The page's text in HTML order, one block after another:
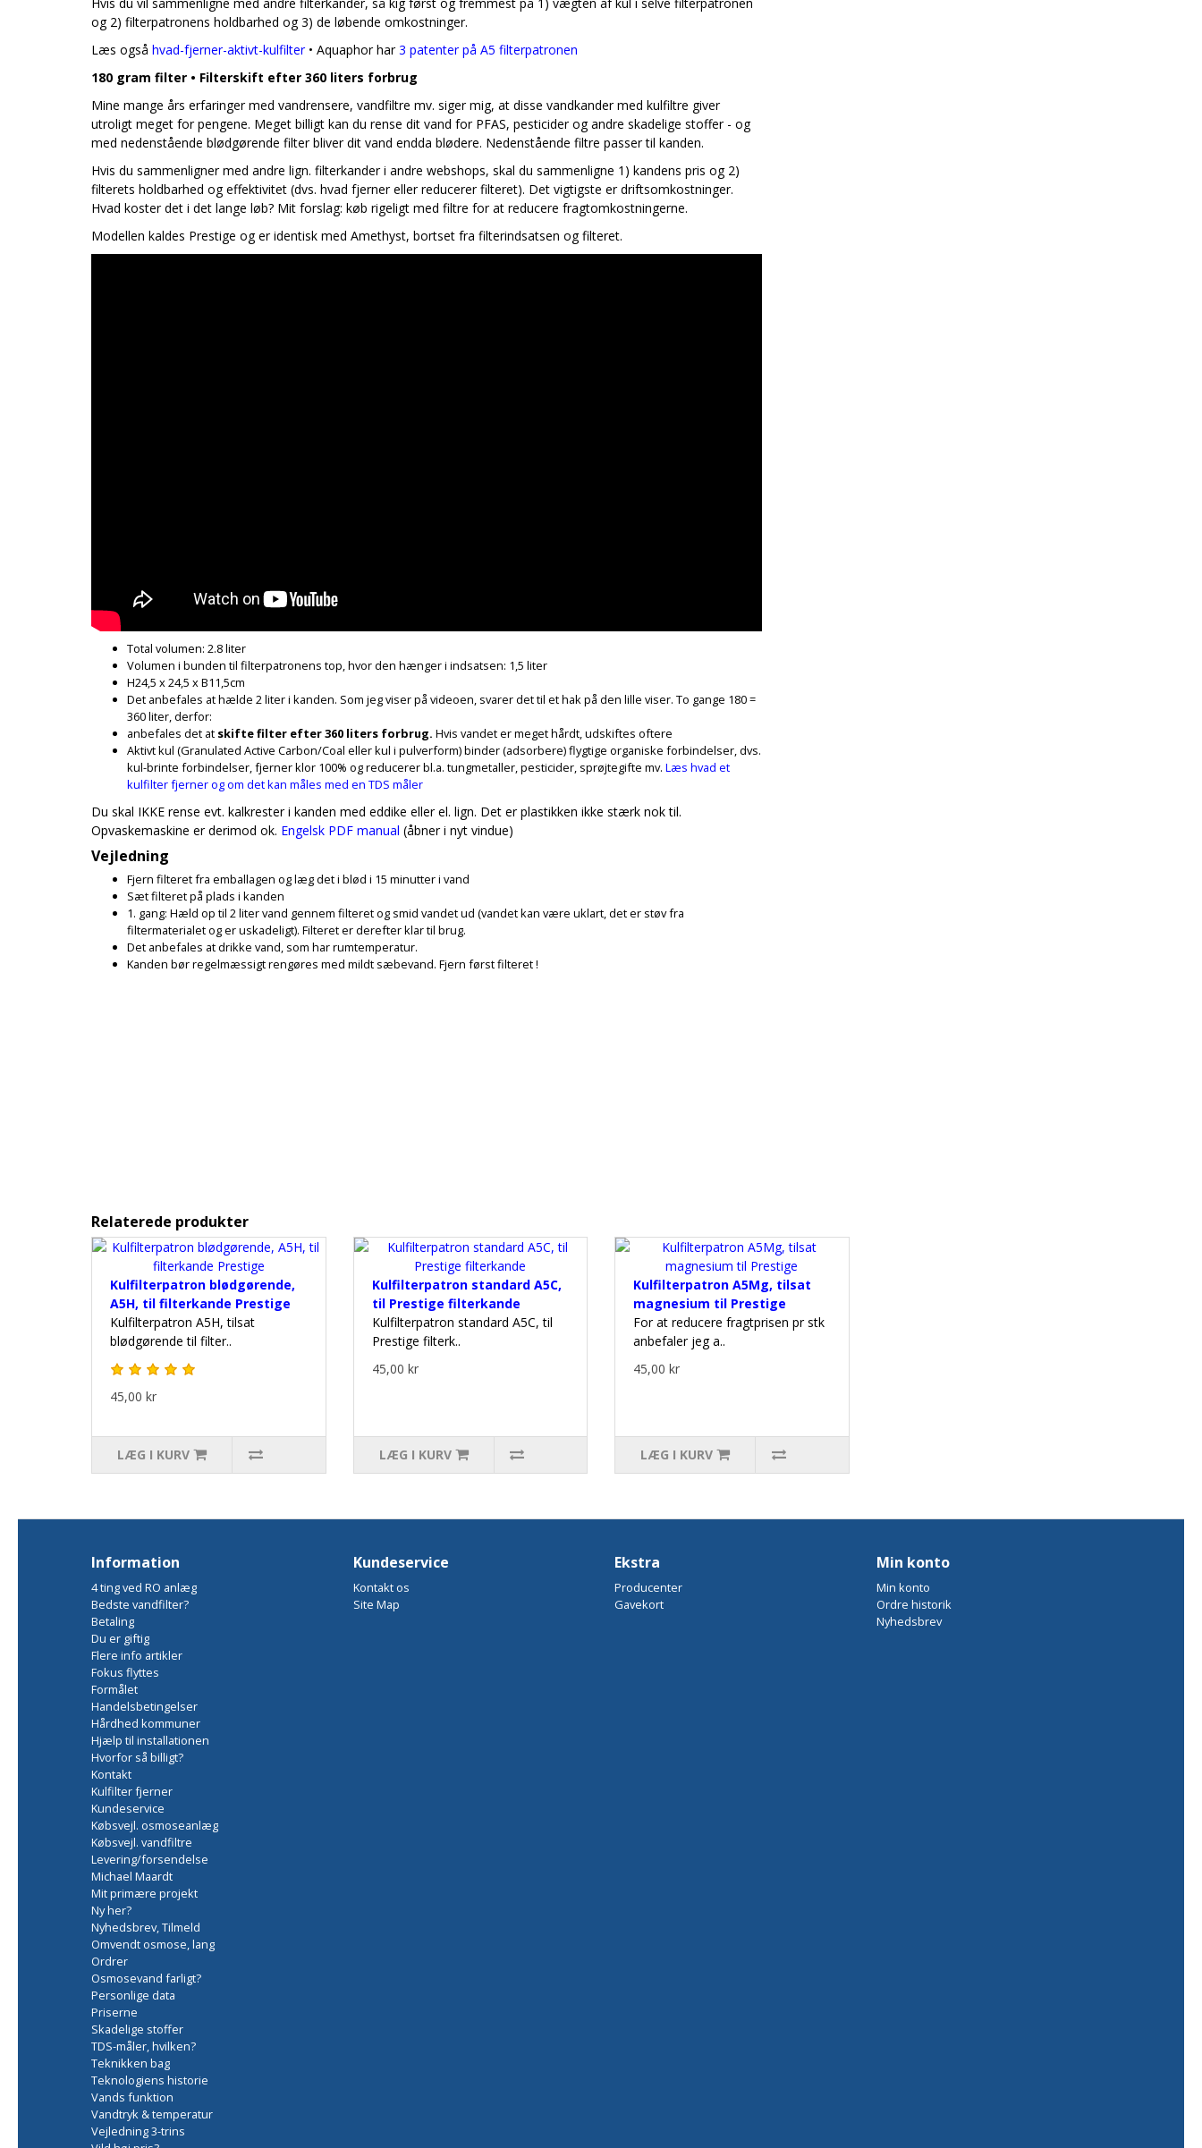
og 2) filterpatronens holdbarhed og 3) de løbende omkostninger.
Læs også hvad-fjerner-aktivt-kulfilter• Aquaphor har3 patenter på A5 filterpatronen
180 gram filter • Filterskift efter 360 liters forbrug
Mine mange års erfaringer med vandrensere, vandfiltre mv. siger mig, at disse vandkander med kulfiltre giver
utroligt meget for pengene. Meget billigt kan du rense dit vand for PFAS, pesticider og andre skadelige stoffer - og
med nedenstående blødgørende filter bliver dit vand endda blødere. Nedenstående filtre passer til kanden.
Hvis du sammenligner med andre lign. filterkander i andre webshops, skal du sammenligne 1) kandens pris og 2)
filterets holdbarhed og effektivitet (dvs. hvad fjerner eller reducerer filteret). Det vigtigste er driftsomkostninger.
Hvad koster det i det lange løb? Mit forslag: køb rigeligt med filtre for at reducere fragtomkostningerne.
Modellen kaldes Prestige og er identisk med Amethyst, bortset fra filterindsatsen og filteret.
Total volumen: 2.8 liter
Volumen i bunden til filterpatronens top, hvor den hænger i indsatsen: 1,5 liter
H24,5 x 24,5 x B11,5cm
Det anbefales at hælde 2 liter i kanden. Som jeg viser på videoen, svarer det til et hak på den lille viser. To gange 180 =
360 liter, derfor:
anbefales det at skifte filter efter 360 liters forbrug. Hvis vandet er meget hårdt, udskiftes oftere
Aktivt kul (Granulated Active Carbon/Coal eller kul i pulverform) binder (adsorbere) flygtige organiske forbindelser, dvs.
kul-brinte forbindelser, fjerner klor 100% og reducerer bl.a. tungmetaller, pesticider, sprøjtegifte mv. Læs hvad et
kulfilter fjerner og om det kan måles med en TDS måler
Du skal IKKE rense evt. kalkrester i kanden med eddike eller el. lign. Det er plastikken ikke stærk nok til.
Opvaskemaskine er derimod ok. Engelsk PDF manual (åbner i nyt vindue)
Vejledning
Fjern filteret fra emballagen og læg det i blød i 15 minutter i vand
Sæt filteret på plads i kanden
1. gang: Hæld op til 2 liter vand gennem filteret og smid vandet ud (vandet kan være uklart, det er støv fra
filtermaterialet og er uskadeligt). Filteret er derefter klar til brug.
Det anbefales at drikke vand, som har rumtemperatur.
Kanden bør regelmæssigt rengøres med mildt sæbevand. Fjern først filteret !
Relaterede produkter
Kulfilterpatron blødgørende,
A5H, til filterkande Prestige
Kulfilterpatron A5H, tilsat
blødgørende til filter..
45,00 kr
LÆG I KURV
Kulfilterpatron standard A5C,
til Prestige filterkande
Kulfilterpatron standard A5C, til
Prestige filterk..
45,00 kr
LÆG I KURV
Kulfilterpatron A5Mg, tilsat
magnesium til Prestige
For at reducere fragtprisen pr stk
anbefaler jeg a..
45,00 kr
LÆG I KURV
Information
4 ting ved RO anlæg
Bedste vandfilter?
Betaling
Du er giftig
Flere info artikler
Fokus flyttes
Formålet
Handelsbetingelser
Hårdhed kommuner
Hjælp til installationen
Hvorfor så billigt?
Kontakt
Kulfilter fjerner
Kundeservice
Købsvejl. osmoseanlæg
Købsvejl. vandfiltre
Levering/forsendelse
Michael Maardt
Mit primære projekt
Ny her?
Nyhedsbrev, Tilmeld
Omvendt osmose, lang
Ordrer
Osmosevand farligt?
Personlige data
Priserne
Skadelige stoffer
TDS-måler, hvilken?
Teknikken bag
Teknologiens historie
Vands funktion
Vandtryk & temperatur
Vejledning 3-trins
Kundeservice
Kontakt os
Site Map
Ekstra
Producenter
Gavekort
Min konto
Min konto
Ordre historik
Nyhedsbrev